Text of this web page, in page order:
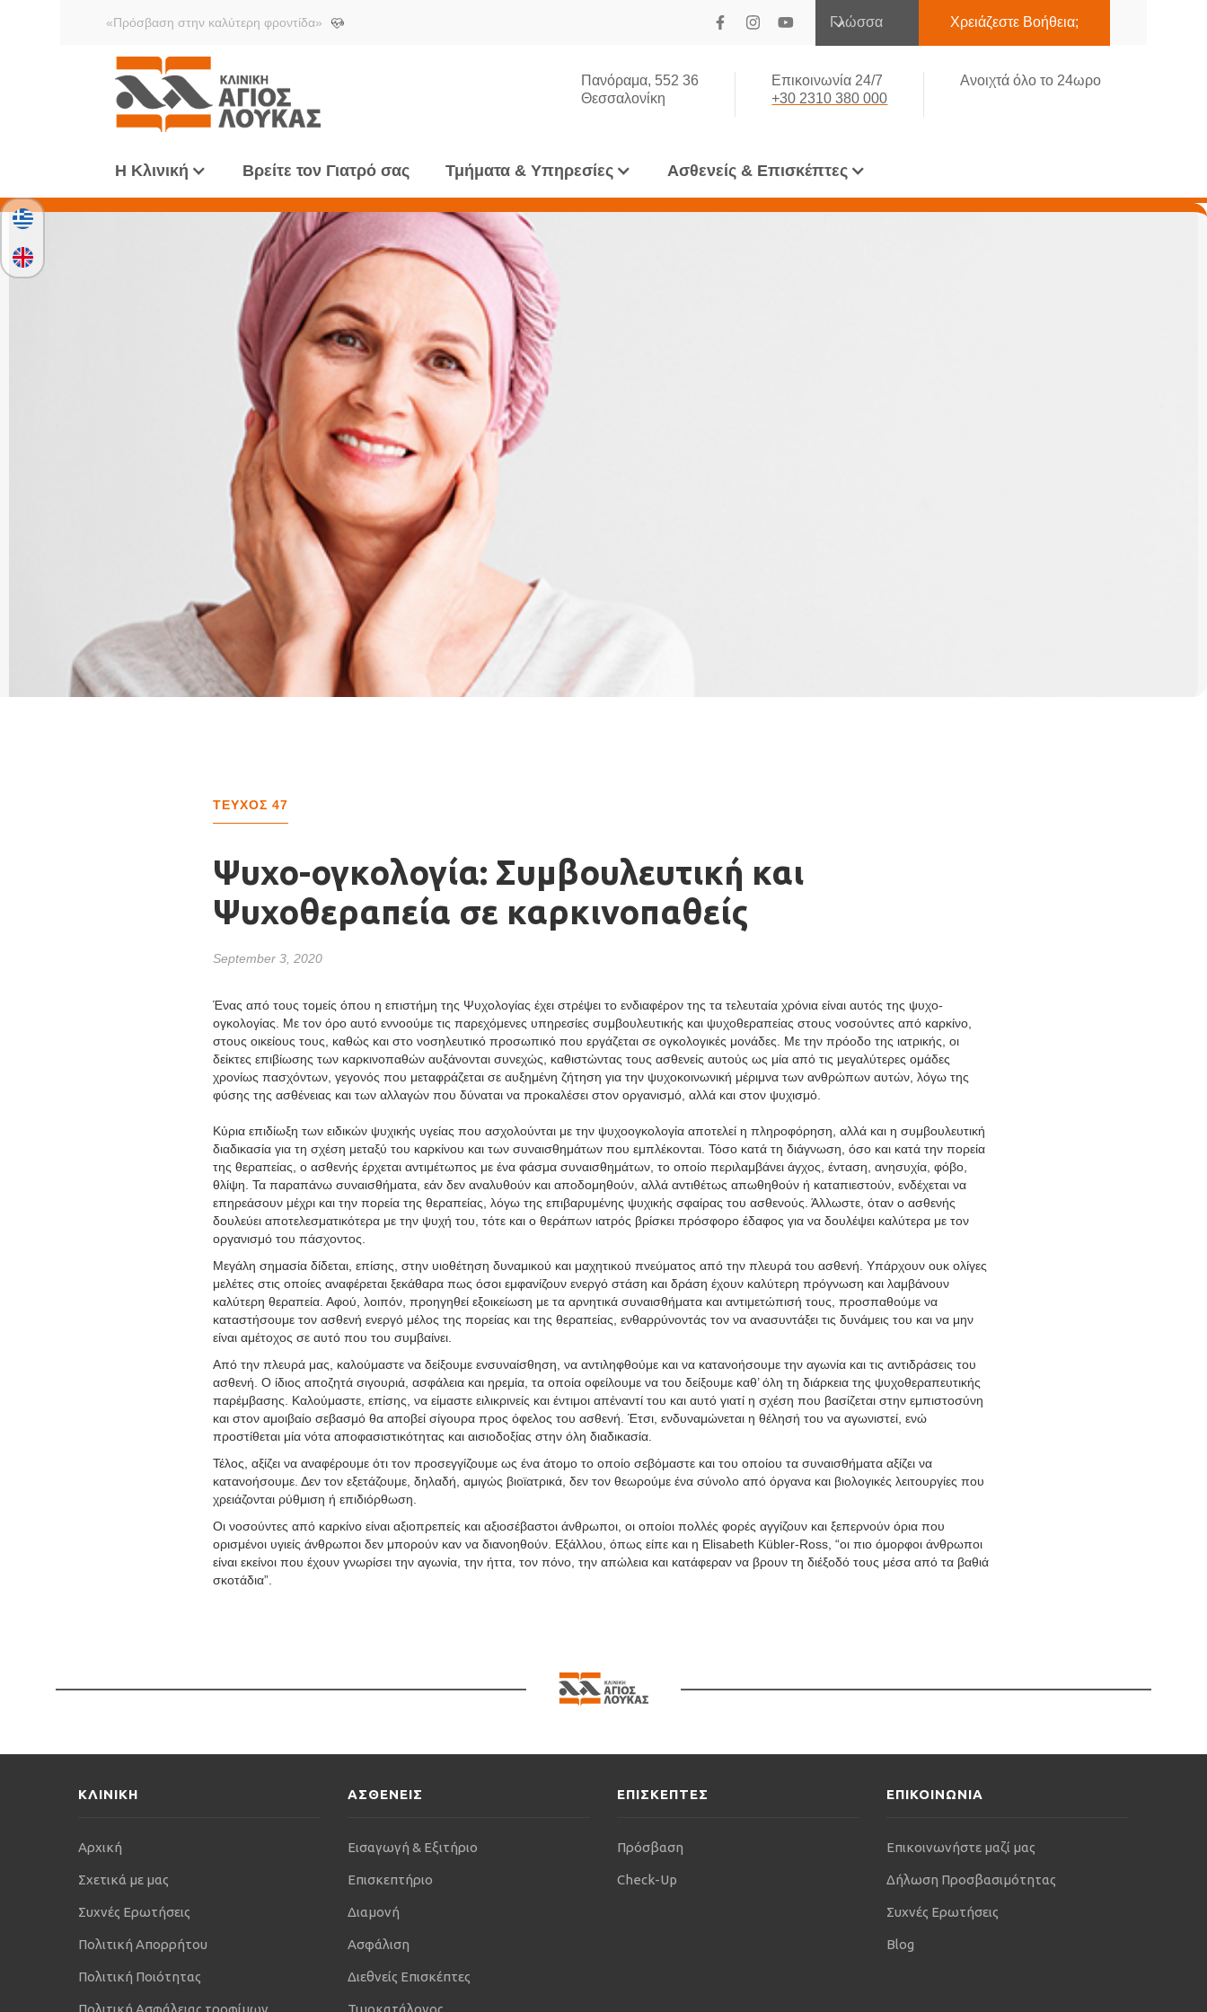
«Πρόσβαση στην καλύτερη φροντίδα» Γλώσσα Χρειάζεστε Βοήθεια;
Πανόραμα, 552 36
Θεσσαλονίκη
Επικοινωνία 24/7
+30 2310 380 000
Ανοιχτά όλο το 24ωρο
Η Κλινική Βρείτε τον Γιατρό σας Τμήματα & Υπηρεσίες Ασθενείς & Επισκέπτες
ΤΕΎΧΟΣ 47
Ψυχο-ογκολογία: Συμβουλευτική και
Ψυχοθεραπεία σε καρκινοπαθείς
September 3, 2020
Ένας από τους τομείς όπου η επιστήμη της Ψυχολογίας έχει στρέψει το ενδιαφέρον της τα τελευταία χρόνια είναι αυτός της ψυχο-
ογκολογίας. Με τον όρο αυτό εννοούμε τις παρεχόμενες υπηρεσίες συμβουλευτικής και ψυχοθεραπείας στους νοσούντες από καρκίνο,
στους οικείους τους, καθώς και στο νοσηλευτικό προσωπικό που εργάζεται σε ογκολογικές μονάδες. Με την πρόοδο της ιατρικής, οι
δείκτες επιβίωσης των καρκινοπαθών αυξάνονται συνεχώς, καθιστώντας τους ασθενείς αυτούς ως μία από τις μεγαλύτερες ομάδες
χρονίως πασχόντων, γεγονός που μεταφράζεται σε αυξημένη ζήτηση για την ψυχοκοινωνική μέριμνα των ανθρώπων αυτών, λόγω της
φύσης της ασθένειας και των αλλαγών που δύναται να προκαλέσει στον οργανισμό, αλλά και στον ψυχισμό.
Κύρια επιδίωξη των ειδικών ψυχικής υγείας που ασχολούνται με την ψυχοογκολογία αποτελεί η πληροφόρηση, αλλά και η συμβουλευτική
διαδικασία για τη σχέση μεταξύ του καρκίνου και των συναισθημάτων που εμπλέκονται. Τόσο κατά τη διάγνωση, όσο και κατά την πορεία
της θεραπείας, ο ασθενής έρχεται αντιμέτωπος με ένα φάσμα συναισθημάτων, το οποίο περιλαμβάνει άγχος, ένταση, ανησυχία, φόβο,
θλίψη. Τα παραπάνω συναισθήματα, εάν δεν αναλυθούν και αποδομηθούν, αλλά αντιθέτως απωθηθούν ή καταπιεστούν, ενδέχεται να
επηρεάσουν μέχρι και την πορεία της θεραπείας, λόγω της επιβαρυμένης ψυχικής σφαίρας του ασθενούς. Άλλωστε, όταν ο ασθενής
δουλεύει αποτελεσματικότερα με την ψυχή του, τότε και ο θεράπων ιατρός βρίσκει πρόσφορο έδαφος για να δουλέψει καλύτερα με τον
οργανισμό του πάσχοντος.
Μεγάλη σημασία δίδεται, επίσης, στην υιοθέτηση δυναμικού και μαχητικού πνεύματος από την πλευρά του ασθενή. Υπάρχουν ουκ ολίγες
μελέτες στις οποίες αναφέρεται ξεκάθαρα πως όσοι εμφανίζουν ενεργό στάση και δράση έχουν καλύτερη πρόγνωση και λαμβάνουν
καλύτερη θεραπεία. Αφού, λοιπόν, προηγηθεί εξοικείωση με τα αρνητικά συναισθήματα και αντιμετώπισή τους, προσπαθούμε να
καταστήσουμε τον ασθενή ενεργό μέλος της πορείας και της θεραπείας, ενθαρρύνοντάς τον να ανασυντάξει τις δυνάμεις του και να μην
είναι αμέτοχος σε αυτό που του συμβαίνει.
Από την πλευρά μας, καλούμαστε να δείξουμε ενσυναίσθηση, να αντιληφθούμε και να κατανοήσουμε την αγωνία και τις αντιδράσεις του
ασθενή. Ο ίδιος αποζητά σιγουριά, ασφάλεια και ηρεμία, τα οποία οφείλουμε να του δείξουμε καθ’ όλη τη διάρκεια της ψυχοθεραπευτικής
παρέμβασης. Καλούμαστε, επίσης, να είμαστε ειλικρινείς και έντιμοι απέναντί του και αυτό γιατί η σχέση που βασίζεται στην εμπιστοσύνη
και στον αμοιβαίο σεβασμό θα αποβεί σίγουρα προς όφελος του ασθενή. Έτσι, ενδυναμώνεται η θέλησή του να αγωνιστεί, ενώ
προστίθεται μία νότα αποφασιστικότητας και αισιοδοξίας στην όλη διαδικασία.
Τέλος, αξίζει να αναφέρουμε ότι τον προσεγγίζουμε ως ένα άτομο το οποίο σεβόμαστε και του οποίου τα συναισθήματα αξίζει να
κατανοήσουμε. Δεν τον εξετάζουμε, δηλαδή, αμιγώς βιοϊατρικά, δεν τον θεωρούμε ένα σύνολο από όργανα και βιολογικές λειτουργίες που
χρειάζονται ρύθμιση ή επιδιόρθωση.
Οι νοσούντες από καρκίνο είναι αξιοπρεπείς και αξιοσέβαστοι άνθρωποι, οι οποίοι πολλές φορές αγγίζουν και ξεπερνούν όρια που
ορισμένοι υγιείς άνθρωποι δεν μπορούν καν να διανοηθούν. Εξάλλου, όπως είπε και η Elisabeth Kübler-Ross, “οι πιο όμορφοι άνθρωποι
είναι εκείνοι που έχουν γνωρίσει την αγωνία, την ήττα, τον πόνο, την απώλεια και κατάφεραν να βρουν τη διέξοδό τους μέσα από τα βαθιά
σκοτάδια”.
ΚΛΙΝΙΚΗ
Αρχική
Σχετικά με μας
Συχνές Ερωτήσεις
Πολιτική Απορρήτου
Πολιτική Ποιότητας
Πολιτική Ασφάλειας τροφίμων
ΑΣΘΕΝΕΙΣ
Εισαγωγή & Εξιτήριο
Επισκεπτήριο
Διαμονή
Ασφάλιση
Διεθνείς Επισκέπτες
Τιμοκατάλογος
ΕΠΙΣΚΕΠΤΕΣ
Πρόσβαση
Check-Up
ΕΠΙΚΟΙΝΩΝΙΑ
Επικοινωνήστε μαζί μας
Δήλωση Προσβασιμότητας
Συχνές Ερωτήσεις
Blog